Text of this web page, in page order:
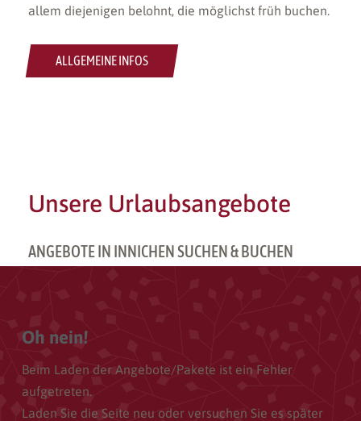
allem diejenigen belohnt, die möglichst früh buchen.
ALLGEMEINE INFOS
Unsere Urlaubsangebote
ANGEBOTE IN INNICHEN SUCHEN & BUCHEN
Oh nein!
Beim Laden der Angebote/Pakete ist ein Fehler
aufgetreten.
Laden Sie die Seite neu oder versuchen Sie es später